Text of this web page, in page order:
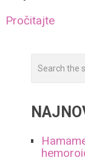
Pročitajte